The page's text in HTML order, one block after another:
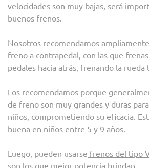
velocidades son muy bajas, será
buenos frenos.
Nosotros recomendamos
freno a contrapedal, con las que
pedales hacia atrás, frenando la rueda
Los recomendamos porque
de freno son muy grandes y duras
niños, comprometiendo su eficacia.
buena en niños entre 5 y 9 años.
Luego, pueden usarse frenos del tipo
son los que mejor potencia brindan.